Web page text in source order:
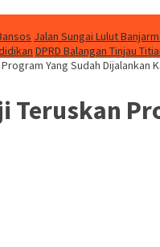
Jalan Sungai Lulut
DPRD Balangan Tinjau
Yang Sudah Dijalankan
Teruskan